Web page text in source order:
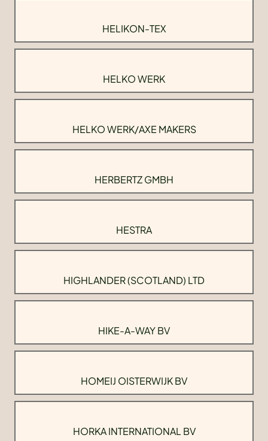
HELIKON-TEX
HELKO WERK
HELKO WERK/AXE MAKERS
HERBERTZ GMBH
HESTRA
HIGHLANDER (SCOTLAND) LTD
HIKE-A-WAY BV
HOMEIJ OISTERWIJK BV
HORKA INTERNATIONAL BV